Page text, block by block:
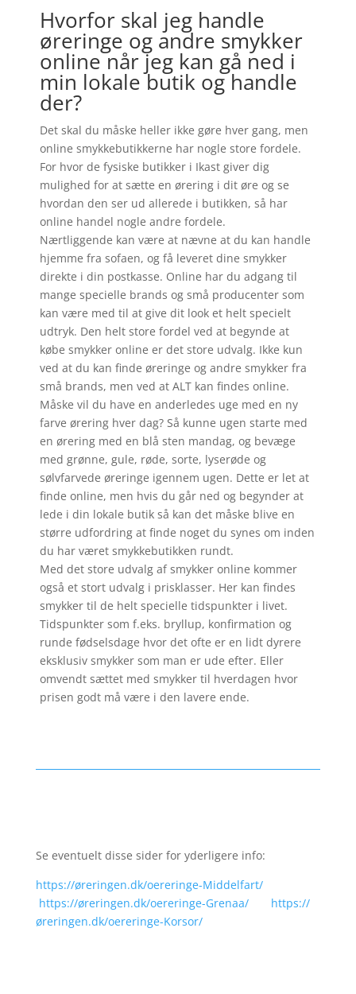
Hvorfor skal jeg handle
øreringe og andre smykker
online når jeg kan gå ned i
min lokale butik og handle
der?
Det skal du måske heller ikke gøre hver gang, men
online smykkebutikkerne har nogle store fordele.
For hvor de fysiske butikker i Ikast giver dig
mulighed for at sætte en ørering i dit øre og se
hvordan den ser ud allerede i butikken, så har
online handel nogle andre fordele.
Nærtliggende kan være at nævne at du kan handle
hjemme fra sofaen, og få leveret dine smykker
direkte i din postkasse. Online har du adgang til
mange specielle brands og små producenter som
kan være med til at give dit look et helt specielt
udtryk. Den helt store fordel ved at begynde at
købe smykker online er det store udvalg. Ikke kun
ved at du kan finde øreringe og andre smykker fra
små brands, men ved at ALT kan findes online.
Måske vil du have en anderledes uge med en ny
farve ørering hver dag? Så kunne ugen starte med
en ørering med en blå sten mandag, og bevæge
med grønne, gule, røde, sorte, lyserøde og
sølvfarvede øreringe igennem ugen. Dette er let at
finde online, men hvis du går ned og begynder at
lede i din lokale butik så kan det måske blive en
større udfordring at finde noget du synes om inden
du har været smykkebutikken rundt.
Med det store udvalg af smykker online kommer
også et stort udvalg i prisklasser. Her kan findes
smykker til de helt specielle tidspunkter i livet.
Tidspunkter som f.eks. bryllup, konfirmation og
runde fødselsdage hvor det ofte er en lidt dyrere
eksklusiv smykker som man er ude efter. Eller
omvendt sættet med smykker til hverdagen hvor
prisen godt må være i den lavere ende.
Se eventuelt disse sider for yderligere info:
https://øreringen.dk/oereringe-Middelfart/
https://øreringen.dk/oereringe-Grenaa/
https://
øreringen.dk/oereringe-Korsor/